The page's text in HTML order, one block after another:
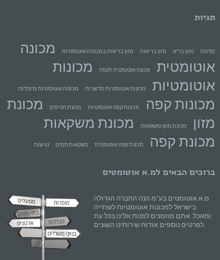
תגיות
זמינות מזון בריא מזון בריאות מזון בריאות במכונות אוטומטיות
מכונה
אוטומטית
מכונה אוטומטית לקפה
מכונות
אוטומטיות
מכונות אוטומטיות חדשניות מכונות אוטומטיות מיוחדות
מכונות קפה מכונות קפה אוטומטיות מכונת חטיפים
מכונת
מזון
מכונת מזון ומשקאות
מכונת משקאות
מכונת קפה
מכונת קפה אוטומטית משקאות חמים נגישות
ברוכים הבאים למ.א אוטומטים
מ.א אוטומטים בע"מ הנה החברה הגדולה
בישראל למכונות אוטומטיות לשתייה
ומאכל. אתם מוזמנים לפנות אלינו בכל עת
לפרטים נוספים אודות שירותינו השונים.